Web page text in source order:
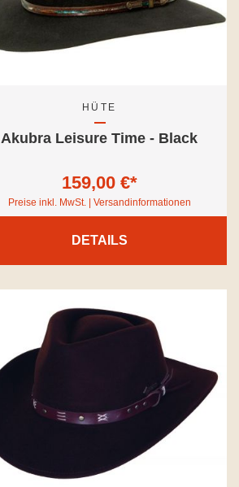
HÜTE
Akubra Leisure Time - Black
159,00 €*
Preise inkl. MwSt. | Versandinformationen
DETAILS